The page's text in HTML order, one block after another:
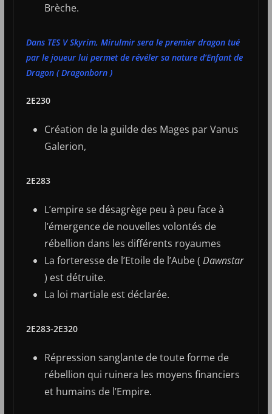
Brèche.
Dans TES V Skyrim, Mirulmir sera le premier dragon tué
par le joueur lui permet de révéler sa nature d’Enfant de
Dragon ( Dragonborn )
2E230
Création de la guilde des Mages par Vanus
Galerion,
2E283
L’empire se désagrège peu à peu face à
l’émergence de nouvelles volontés de
rébellion dans les différents royaumes
La forteresse de l’Etoile de l’Aube ( Dawnstar
) est détruite.
La loi martiale est déclarée.
2E283-2E320
Répression sanglante de toute forme de
rébellion qui ruinera les moyens financiers
et humains de l’Empire.